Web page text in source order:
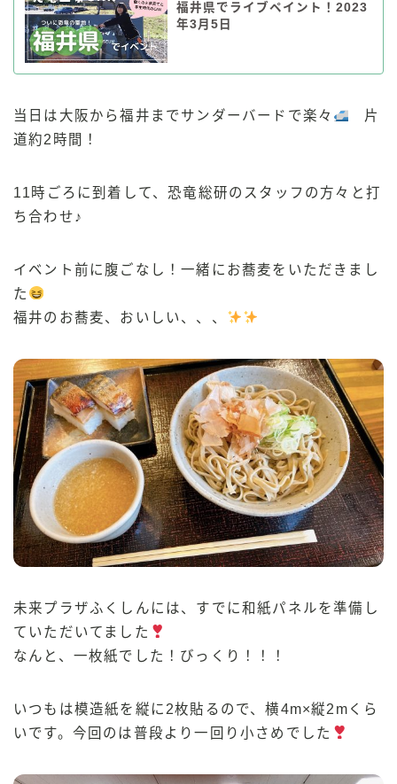
福井県でライブペイント！2023
年3月5日
当日は大阪から福井までサンダーバードで楽々
片
道約2時間！
11時ごろに到着して、恐竜総研のスタッフの方々と打
ち合わせ♪
イベント前に腹ごなし！一緒にお蕎麦をいただきまし
た
福井のお蕎麦、おいしい、、、
未来プラザふくしんには、すでに和紙パネルを準備し
ていただいてました
なんと、一枚紙でした！びっくり！！！
いつもは模造紙を縦に2枚貼るので、横4m×縦2mくら
いです。今回のは普段より一回り小さめでした